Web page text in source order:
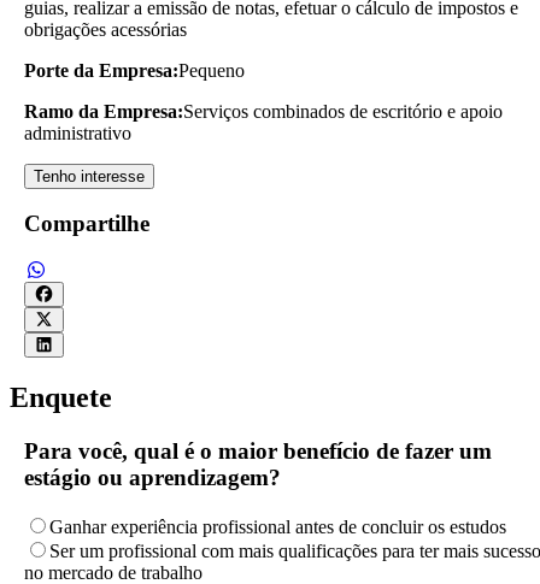
guias, realizar a emissão de notas, efetuar o cálculo de impostos e
obrigações acessórias
Porte da Empresa:Pequeno
Ramo da Empresa:Serviços combinados de escritório e apoio
administrativo
Tenho interesse
Compartilhe
Enquete
Para você, qual é o maior benefício de fazer um
estágio ou aprendizagem?
Ganhar experiência profissional antes de concluir os estudos
Ser um profissional com mais qualificações para ter mais sucesso
no mercado de trabalho